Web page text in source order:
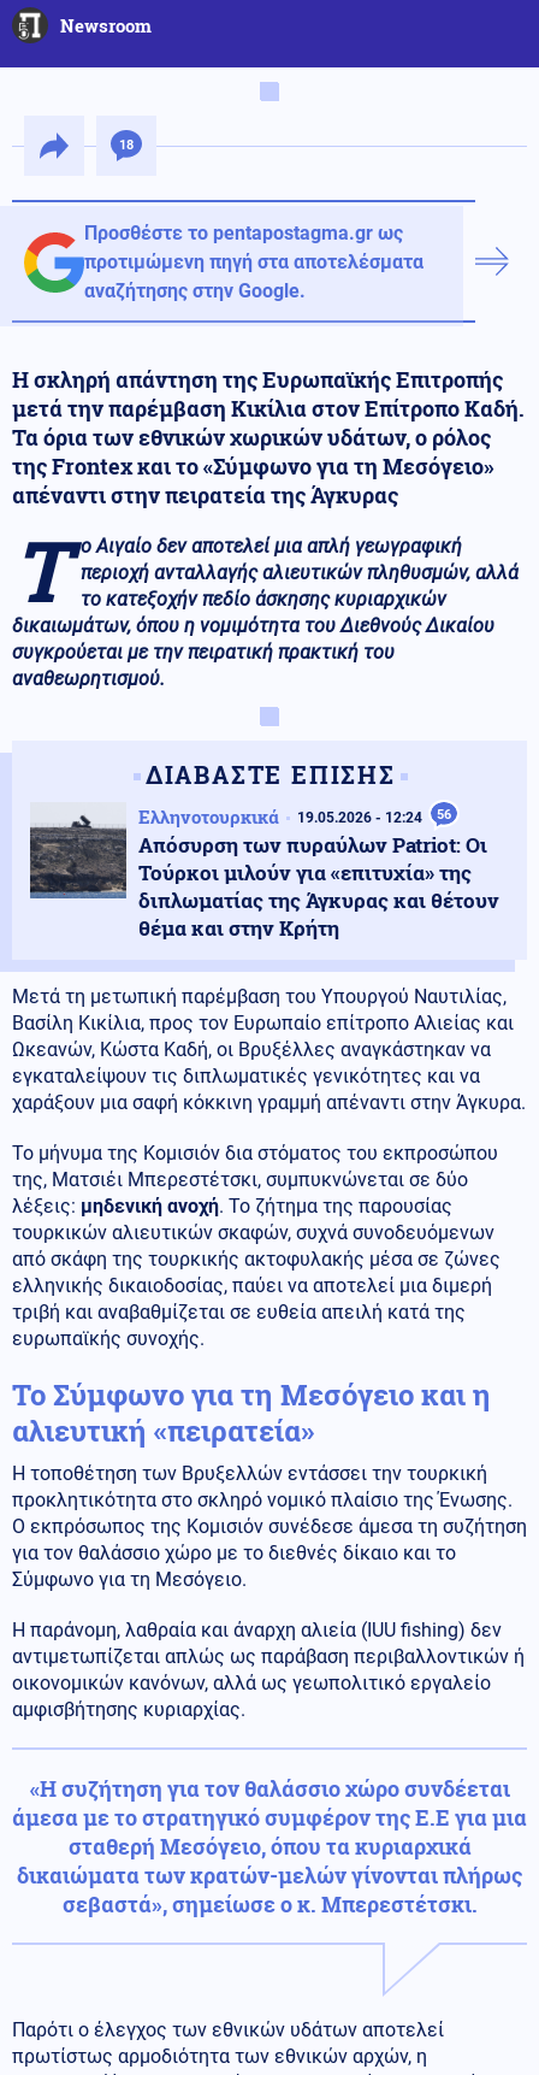
Newsroom
18
Προσθέστε το pentapostagma.gr ως
προτιμώμενη πηγή στα αποτελέσματα
αναζήτησης στην Google.
Η σκληρή απάντηση της Ευρωπαϊκής Επιτροπής
μετά την παρέμβαση Κικίλια στον Επίτροπο Καδή.
Τα όρια των εθνικών χωρικών υδάτων, ο ρόλος
της Frontex και το «Σύμφωνο για τη Μεσόγειο»
απέναντι στην πειρατεία της Άγκυρας
Τ ο Αιγαίο δεν αποτελεί μια απλή γεωγραφική
περιοχή ανταλλαγής αλιευτικών πληθυσμών, αλλά
το κατεξοχήν πεδίο άσκησης κυριαρχικών
δικαιωμάτων, όπου η νομιμότητα του Διεθνούς Δικαίου
συγκρούεται με την πειρατική πρακτική του
αναθεωρητισμού.
ΔΙΑΒΑΣΤΕ ΕΠΙΣΗΣ
Ελληνοτουρκικά 19.05.2026 - 12:24 56
Απόσυρση των πυραύλων Patriot: Οι
Τούρκοι μιλούν για «επιτυχία» της
διπλωματίας της Άγκυρας και θέτουν
θέμα και στην Κρήτη
Μετά τη μετωπική παρέμβαση του Υπουργού Ναυτιλίας,
Βασίλη Κικίλια, προς τον Ευρωπαίο επίτροπο Αλιείας και
Ωκεανών, Κώστα Καδή, οι Βρυξέλλες αναγκάστηκαν να
εγκαταλείψουν τις διπλωματικές γενικότητες και να
χαράξουν μια σαφή κόκκινη γραμμή απέναντι στην Άγκυρα.
Το μήνυμα της Κομισιόν δια στόματος του εκπροσώπου
της, Ματσιέι Μπερεστέτσκι, συμπυκνώνεται σε δύο
λέξεις: μηδενική ανοχή. Το ζήτημα της παρουσίας
τουρκικών αλιευτικών σκαφών, συχνά συνοδευόμενων
από σκάφη της τουρκικής ακτοφυλακής μέσα σε ζώνες
ελληνικής δικαιοδοσίας, παύει να αποτελεί μια διμερή
τριβή και αναβαθμίζεται σε ευθεία απειλή κατά της
ευρωπαϊκής συνοχής.
Το Σύμφωνο για τη Μεσόγειο και η
αλιευτική «πειρατεία»
Η τοποθέτηση των Βρυξελλών εντάσσει την τουρκική
προκλητικότητα στο σκληρό νομικό πλαίσιο της Ένωσης.
Ο εκπρόσωπος της Κομισιόν συνέδεσε άμεσα τη συζήτηση
για τον θαλάσσιο χώρο με το διεθνές δίκαιο και το
Σύμφωνο για τη Μεσόγειο.
Η παράνομη, λαθραία και άναρχη αλιεία (IUU fishing) δεν
αντιμετωπίζεται απλώς ως παράβαση περιβαλλοντικών ή
οικονομικών κανόνων, αλλά ως γεωπολιτικό εργαλείο
αμφισβήτησης κυριαρχίας.
«Η συζήτηση για τον θαλάσσιο χώρο συνδέεται
άμεσα με το στρατηγικό συμφέρον της Ε.Ε για μια
σταθερή Μεσόγειο, όπου τα κυριαρχικά
δικαιώματα των κρατών-μελών γίνονται πλήρως
σεβαστά», σημείωσε ο κ. Μπερεστέτσκι.
Παρότι ο έλεγχος των εθνικών υδάτων αποτελεί
πρωτίστως αρμοδιότητα των εθνικών αρχών, η